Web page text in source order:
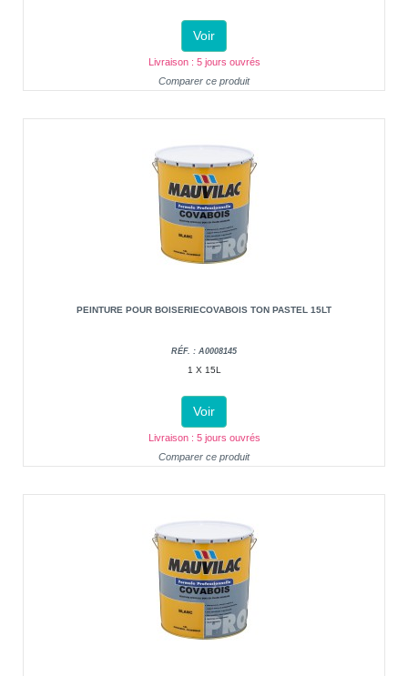
Voir
Livraison : 5 jours ouvrés
Comparer ce produit
PEINTURE POUR BOISERIECOVABOIS TON PASTEL 15LT
RÉF. : A0008145
1 X 15L
Voir
Livraison : 5 jours ouvrés
Comparer ce produit